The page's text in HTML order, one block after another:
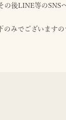
後LINE等のSNS
みでございます